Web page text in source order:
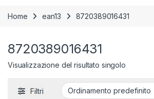
Home ean13 8720389016431
8720389016431
Visualizzazione del risultato singolo
Filtri